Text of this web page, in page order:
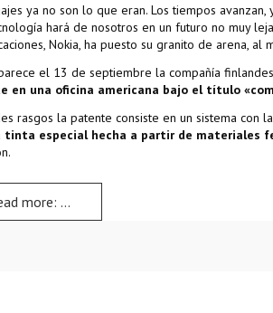
ya no son lo que eran. Los tiempos
hará de nosotros en un futuro no muy
Nokia, ha puesto su granito de arena, al
el 13 de septiembre la compañía
en una oficina americana bajo el título
rasgos la patente consiste en un sistema con
tinta especial hecha a partir de materiales
Nokia: Tatuajes vibradores